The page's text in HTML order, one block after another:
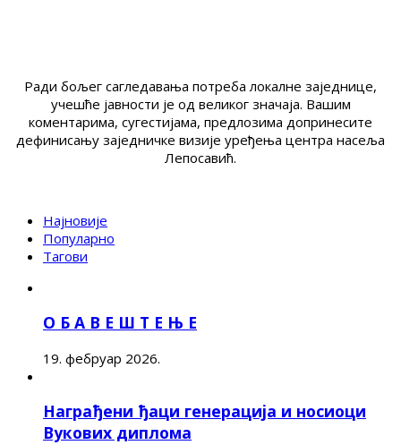
Ради бољег сагледавања потреба локалне заједнице,
учешће јавности је од великог значаја. Вашим
коментарима, сугестијама, предлозима допринесите
дефинисању заједничке визије уређења центра насеља
Лепосавић.
Најновије
Популарно
Тагови
О Б А В Е Ш Т Е Њ Е
19. фебруар 2026.
Награђени ђаци генерација и носиоци
Вукових диплома